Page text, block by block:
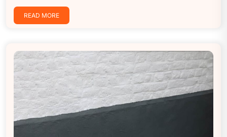
READ MORE